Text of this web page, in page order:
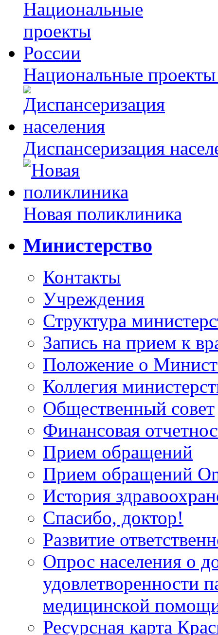
Национальные
Диспансеризация
Новая поликлиника
Министерство
Контакты
Учреждения
Структура
Запись на прием к
Положение о
Коллегия
Общественный совет
Финансовая
Прием обращений
Прием обращений
История
Спасибо, доктор!
Развитие
Опрос населения о
удовлетворенности
медицинской
Ресурсная карта